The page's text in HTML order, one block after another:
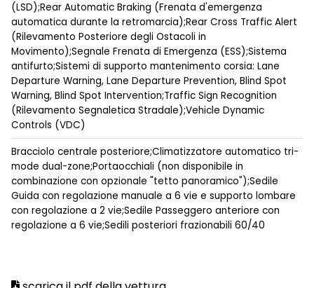
(LSD);Rear Automatic Braking (Frenata d'emergenza
automatica durante la retromarcia);Rear Cross Traffic Alert
(Rilevamento Posteriore degli Ostacoli in
Movimento);Segnale Frenata di Emergenza (ESS);Sistema
antifurto;Sistemi di supporto mantenimento corsia: Lane
Departure Warning, Lane Departure Prevention, Blind Spot
Warning, Blind Spot Intervention;Traffic Sign Recognition
(Rilevamento Segnaletica Stradale);Vehicle Dynamic
Controls (VDC)
Bracciolo centrale posteriore;Climatizzatore automatico tri-
mode dual-zone;Portaocchiali (non disponibile in
combinazione con opzionale "tetto panoramico");Sedile
Guida con regolazione manuale a 6 vie e supporto lombare
con regolazione a 2 vie;Sedile Passeggero anteriore con
regolazione a 6 vie;Sedili posteriori frazionabili 60/40